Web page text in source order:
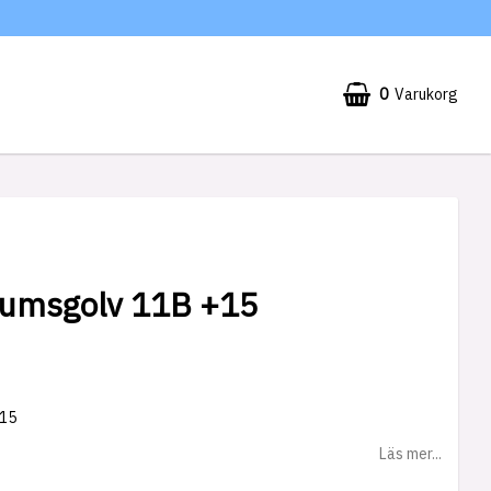
0 Varukorg
Din varukorg är tom
11B +15
Läs mer...